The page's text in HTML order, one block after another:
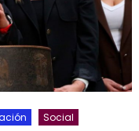
Social